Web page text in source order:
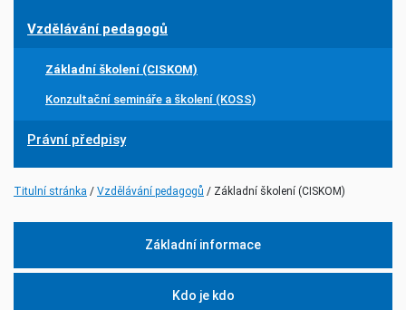
Vzdělávání pedagogů
Základní školení (CISKOM)
Konzultační semináře a školení (KOSS)
Právní předpisy
Titulní stránka Vzdělávání pedagogů (current)
Základní školení (CISKOM)
Základní informace
Kdo je kdo